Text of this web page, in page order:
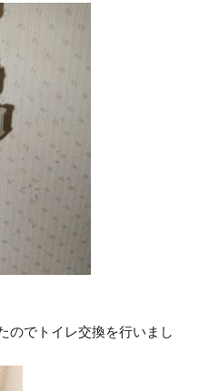
のでトイレ交換を行いまし